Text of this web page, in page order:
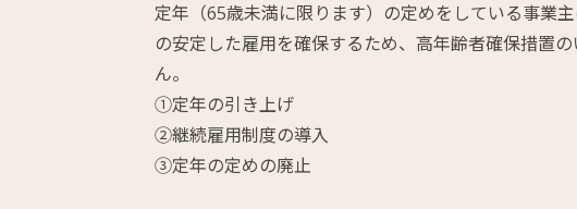
定年（65歳未満に限ります）の定めをしている事業
の安定した雇用を確保するため、高年齢者確保措置
ん。
①定年の引き上げ
②継続雇用制度の導入
③定年の定めの廃止